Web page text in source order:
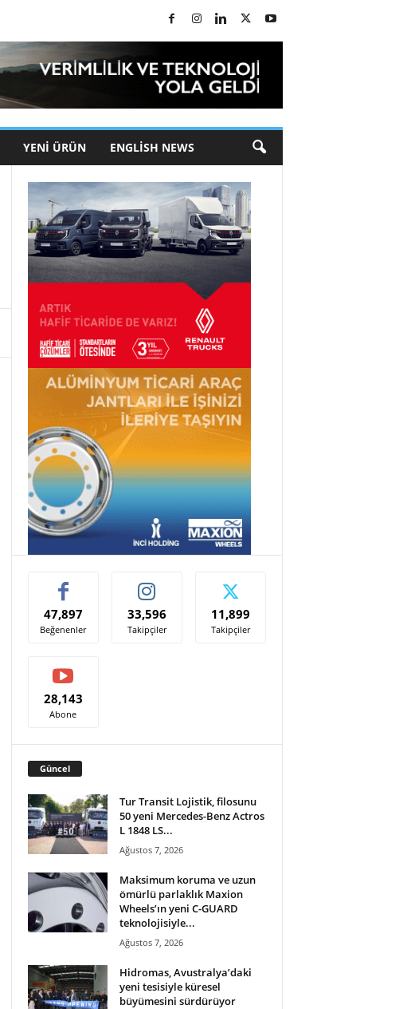
YENI ÜRÜN ENGLISH NEWS
47,897
Beğenenler
33,596
Takipçiler
11,899
Takipçiler
28,143
Abone
Güncel
Tur Transit Lojistik, filosunu
50 yeni Mercedes-Benz Actros
L 1848 LS...
Ağustos 7, 2026
Maksimum koruma ve uzun
ömürlü parlaklık Maxion
Wheels’ın yeni C-GUARD
teknolojisiyle...
Ağustos 7, 2026
Hidromas, Avustralya’daki
yeni tesisiyle küresel
büyümesini sürdürüyor